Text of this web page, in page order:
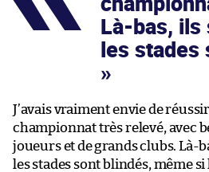
Là-bas,
les stades
J’avais vraiment envie de
championnat très relevé, avec
joueurs et de grands clubs. Là-
les stades sont blindés, même